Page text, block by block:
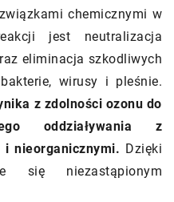
chemicznymi w
jest neutralizacja
eliminacja szkodliwych
wirusy i pleśnie.
z zdolności ozonu do
oddziaływania z
i nieorganicznymi. Dzięki
się niezastąpionym